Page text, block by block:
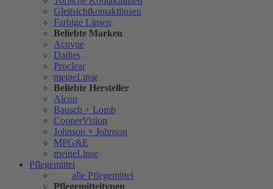
Gleitsichtkontaktlinsen
Farbige Linsen
Beliebte Marken
Acuvue
Dailies
Proclear
meineLinse
Beliebte Hersteller
Alcon
Bausch + Lomb
CooperVision
Johnson + Johnson
MPG&E
meineLinse
Pflegemittel
alle Pflegemittel
Pflegemitteltypen